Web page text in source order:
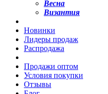
Весна
Византия
Новинки
Лидеры продаж
Распродажа
Продажи оптом
Условия покупки
Отзывы